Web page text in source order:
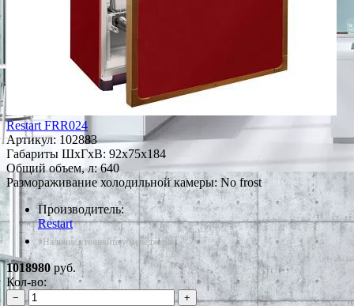
Restart FRR024
Артикул: 102883
Габариты ШxГxВ: 92x75x184
Общий объем, л: 640
Размораживание холодильной камеры: No frost
Производитель:
Restart
*Наличие уточняйте у менеджера
1018980руб.
Кол-во:
−
+